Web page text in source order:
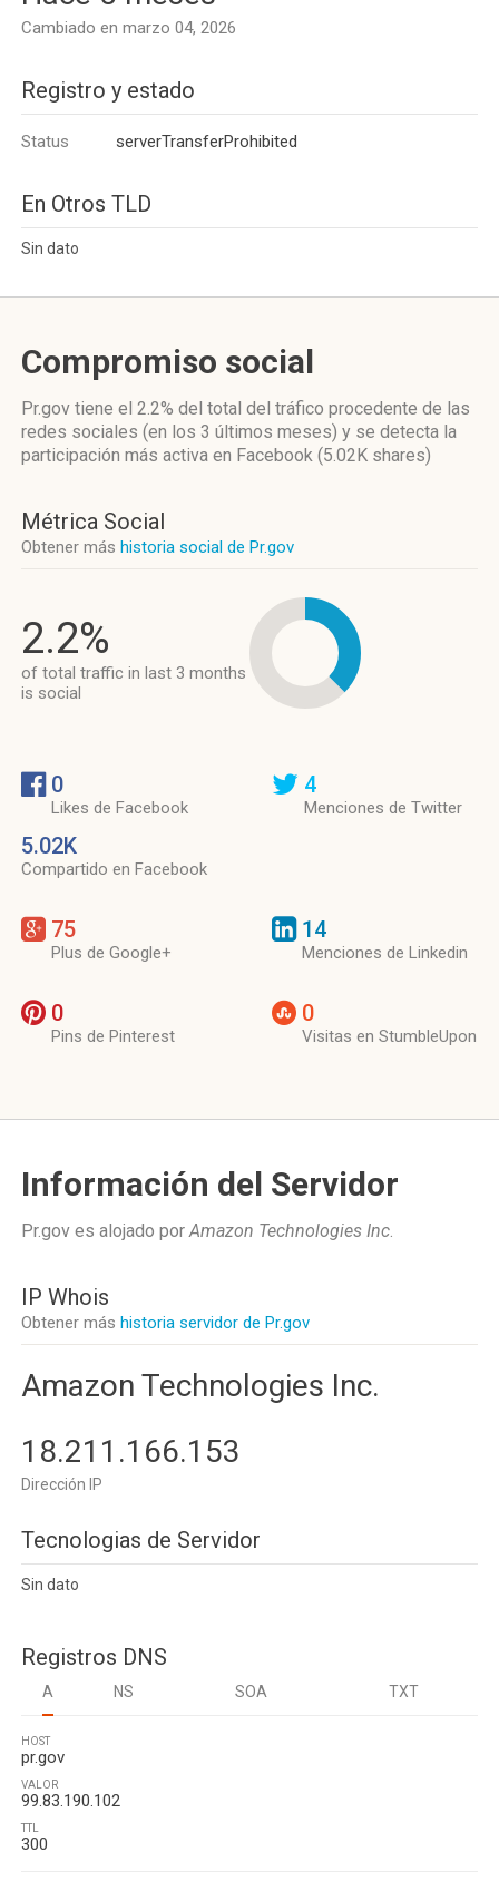
Cambiado en marzo 04, 2026
Registro y estado
Status serverTransferProhibited
En Otros TLD
Sin dato
Compromiso social
Pr.gov tiene el 2.2% del total del tráfico procedente de las
redes sociales (en los 3 últimos meses) y se detecta la
participación más activa en Facebook (5.02K shares)
Métrica Social
Obtener más historia social de Pr.gov
2.2%
of total traffic in last 3 months
is social
0
Likes de Facebook
5.02K
Compartido en Facebook
4
Menciones de Twitter
75
Plus de Google+
14
Menciones de Linkedin
0
Pins de Pinterest
0
Visitas en StumbleUpon
Información del Servidor
Pr.gov es alojado porAmazon Technologies Inc.
IP Whois
Obtener más historia servidor de Pr.gov
Amazon Technologies Inc.
18.211.166.153
Dirección IP
Tecnologias de Servidor
Sin dato
Registros DNS
A NS SOA TXT
HOST
pr.gov
VALOR
99.83.190.102
TTL
300